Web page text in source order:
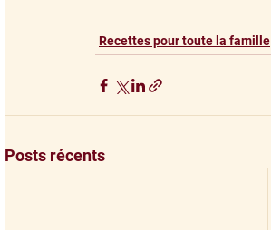
Recettes pour toute la famille
Posts récents